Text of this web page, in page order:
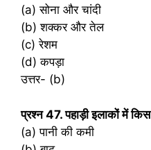
(a) सोना और चांदी
(b) शक्‍कर और तेल
(c) रेशम
(d) कपड़ा
उत्तर- (b)
प्रश्‍न 47. पहाड़ी इलाकों में
(a) पानी की कमी